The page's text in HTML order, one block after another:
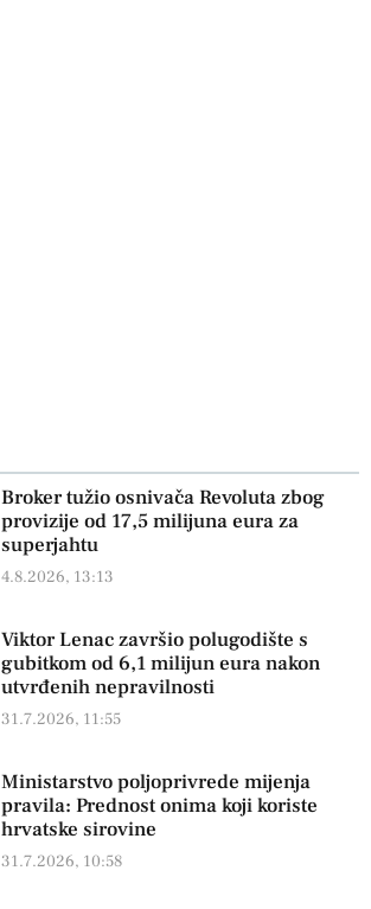
Broker tužio osnivača Revoluta zbog
provizije od 17,5 milijuna eura za
superjahtu
4.8.2026, 13:13
Viktor Lenac završio polugodište s
gubitkom od 6,1 milijun eura nakon
utvrđenih nepravilnosti
31.7.2026, 11:55
Ministarstvo poljoprivrede mijenja
pravila: Prednost onima koji koriste
hrvatske sirovine
31.7.2026, 10:58